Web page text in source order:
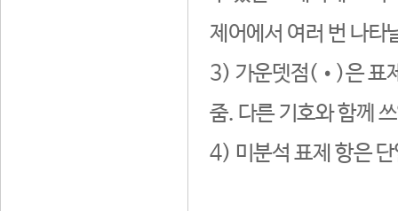
제어에서 여러 번 나타
3) 가운뎃점(•)은 표
줌. 다른 기호와 함께
4) 미분석 표제 항은